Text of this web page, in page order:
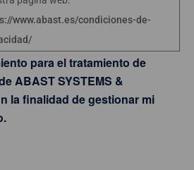
www.abast.es/condiciones-de-
para el tratamiento de
ABAST SYSTEMS &
la finalidad de gestionar mi